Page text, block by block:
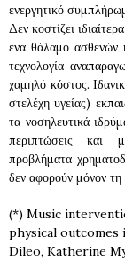
ενεργητικό
Δεν κοστίζει
ένα θάλαμο ασθενών
τεχνολογία
χαμηλό κόστος.
στελέχη υγείας)
τα νοσηλευτικά
περιπτώσεις και
προβλήματα
δεν αφορούν μόνον
(*) Music
physical outcomes
Dileo, Katherine